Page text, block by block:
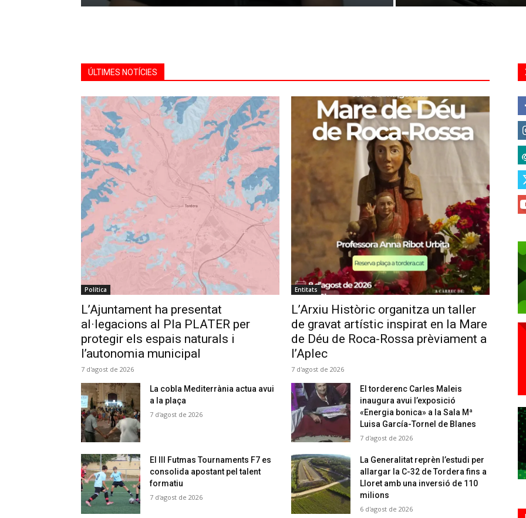
ÚLTIMES NOTÍCIES
Política
L’Ajuntament ha presentat
al·legacions al Pla PLATER per
protegir els espais naturals i
l’autonomia municipal
7 d'agost de 2026
Entitats
L’Arxiu Històric organitza un taller
de gravat artístic inspirat en la Mare
de Déu de Roca-Rossa prèviament a
l’Aplec
7 d'agost de 2026
La cobla Mediterrània actua avui
a la plaça
7 d'agost de 2026
El torderenc Carles Maleis
inaugura avui l’exposició
«Energia bonica» a la Sala Mª
Luisa García-Tornel de Blanes
7 d'agost de 2026
El III Futmas Tournaments F7 es
consolida apostant pel talent
formatiu
7 d'agost de 2026
La Generalitat reprèn l’estudi per
allargar la C-32 de Tordera fins a
Lloret amb una inversió de 110
milions
6 d'agost de 2026